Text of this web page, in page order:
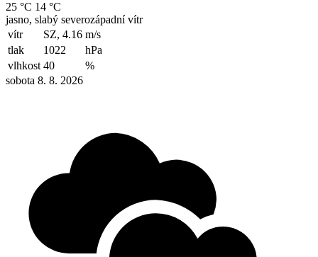
25 °C 14 °C
jasno, slabý severozápadní vítr
vítr
SZ, 4.16 m/s
tlak
1022
hPa
vlhkost 40
%
sobota 8. 8. 2026